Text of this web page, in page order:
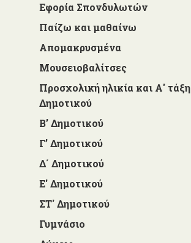
Εφορία Σπονδυλωτών
Παίζω και μαθαίνω
Απομακρυσμένα
Μουσειοβαλίτσες
Προσχολική ηλικία και Α' τάξη
Δημοτικού
Β’ Δημοτικού
Γ’ Δημοτικού
Δ΄ Δημοτικού
Ε' Δημοτικού
ΣΤ' Δημοτικού
Γυμνάσιο